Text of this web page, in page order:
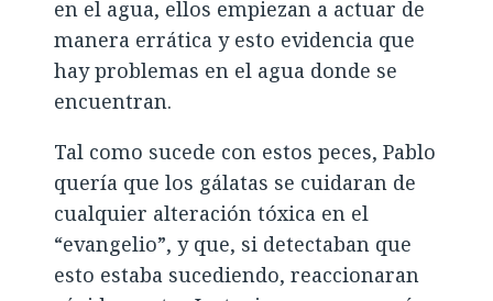
en el agua, ellos empiezan a actuar de
manera errática y esto evidencia que
hay problemas en el agua donde se
encuentran.
Tal como sucede con estos peces, Pablo
quería que los gálatas se cuidaran de
cualquier alteración tóxica en el
“evangelio”, y que, si detectaban que
esto estaba sucediendo, reaccionaran